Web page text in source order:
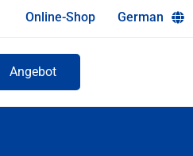
Online-Shop German
Angebot